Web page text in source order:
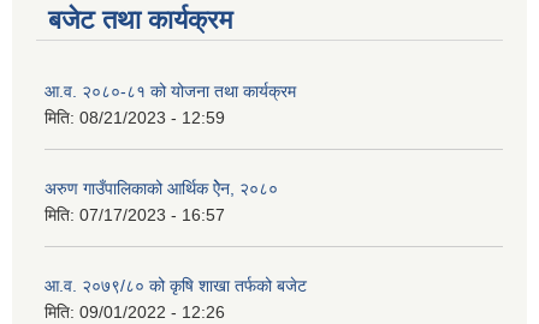
बजेट तथा कार्यक्रम
आ.व. २०८०-८१ को योजना तथा कार्यक्रम
मिति: 08/21/2023 - 12:59
अरुण गाउँपालिकाको आर्थिक ऐेन, २०८०
मिति: 07/17/2023 - 16:57
आ.व. २०७९/८० को कृषि शाखा तर्फको बजेट
मिति: 09/01/2022 - 12:26